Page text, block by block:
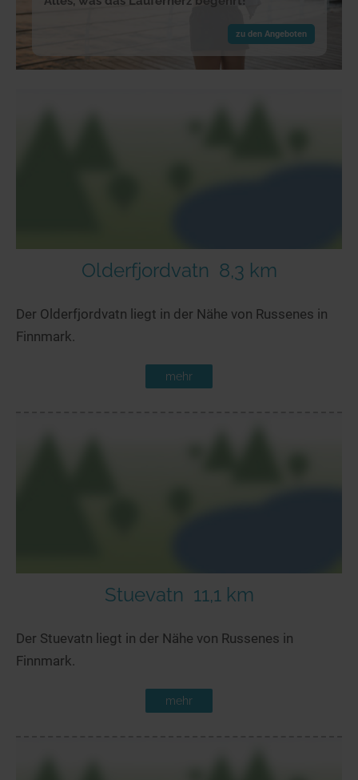
zu den Angeboten
Olderfjordvatn 8,3 km
Der Olderfjordvatn liegt in der Nähe von Russenes in
Finnmark.
mehr
Stuevatn 11,1 km
Der Stuevatn liegt in der Nähe von Russenes in
Finnmark.
mehr